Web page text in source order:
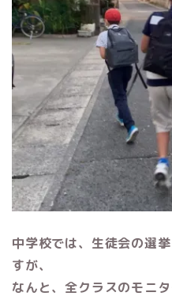
中学校では、生徒会の選
すが、
なんと、全クラスのモニ